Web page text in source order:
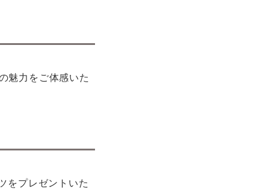
魅力をご体感いた
をプレゼントいた